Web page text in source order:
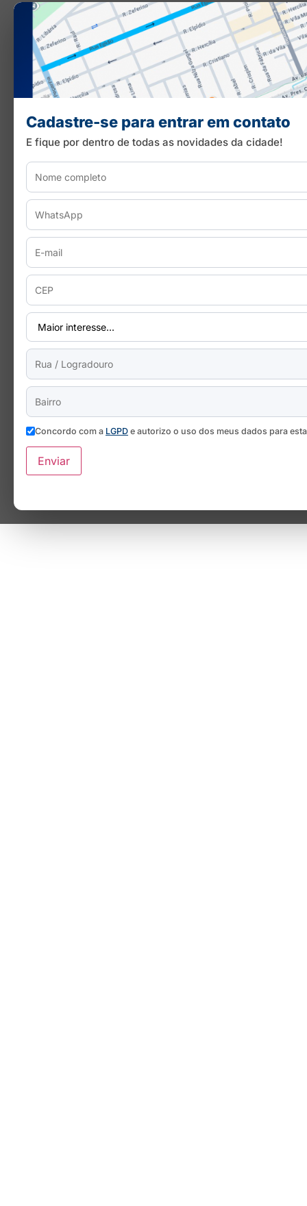
Cadastre-se para entrar em contato
E fique por dentro de todas as novidades da cidade!
Concordo com a LGPD e autorizo o uso dos meus dados para
Enviar